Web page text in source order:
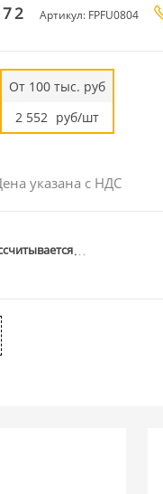
Артикул: FPFU0804
От 100 тыс. руб
2 552 руб/шт
указана с НДС